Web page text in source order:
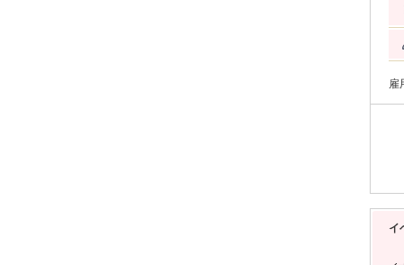
します。 ～ お
す』 『現在の価値を知ることが
す！』 というように、 お客様
が
雇
イ